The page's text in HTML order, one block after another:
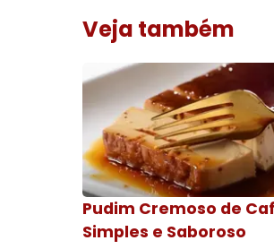
Veja também
Pudim Cremoso de
Simples e Saboroso